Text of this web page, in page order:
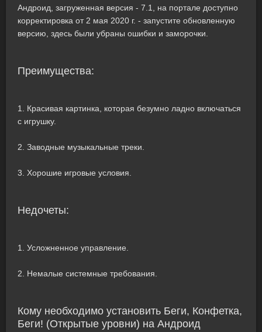
Андроид, загруженная версия - 7.1, на портале доступно
корректировка от 2 мая 2020 г. - запустите обновленную
версию, здесь были убраны ошибки и заморочки.
Преимущества:
1. Красивая картинка, которая безумно ладно включаться
с игрушку.
2. Заводные музыкальные треки.
3. Хорошие игровые условия.
Недочеты:
1. Усложненное управление.
2. Немалые системные требования.
Кому необходимо установить Беги, Конфетка,
Беги! (Открытые уровни) на Андроид